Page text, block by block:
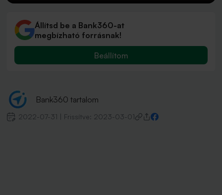
Állítsd be a Bank360-at
megbízható forrásnak!
Beállítom
Bank360 tartalom
2022-07-31 Frissítve: 2023-03-01